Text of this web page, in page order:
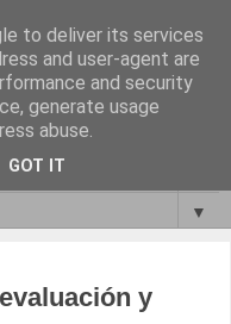
Calidad
▼
y
to deliver its services
and user-agent are
and security
generate usage
abuse.
GOT IT